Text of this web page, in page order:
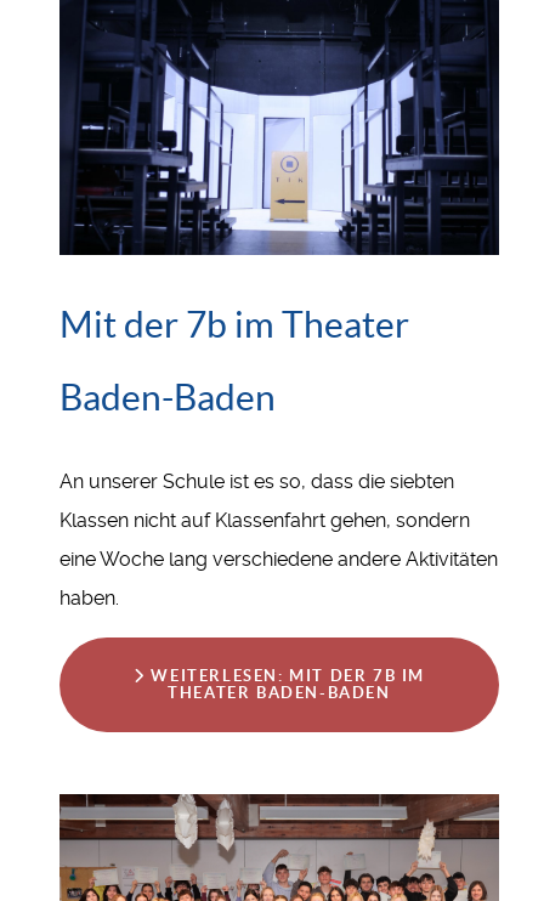
Mit der 7b im Theater
Baden-Baden
An unserer Schule ist es so, dass die siebten
Klassen nicht auf Klassenfahrt gehen, sondern
eine Woche lang verschiedene andere Aktivitäten
haben.
WEITERLESEN: MIT DER 7B IM
THEATER BADEN-BADEN